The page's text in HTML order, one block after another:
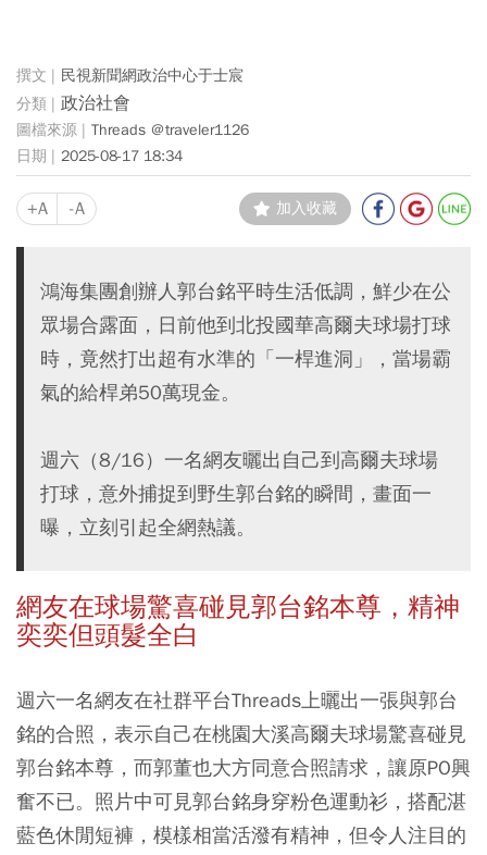
民視新聞網政治中心于士宸
政治社會
Threads ＠traveler1126
2025-08-17 18:34
+A -A 加入收藏
鴻海集團創辦人郭台銘平時生活低調，鮮少在公
眾場合露面，日前他到北投國華高爾夫球場打球
時，竟然打出超有水準的「一桿進洞」，當場霸
氣的給桿弟50萬現金。
週六（8/16）一名網友曬出自己到高爾夫球場
打球，意外捕捉到野生郭台銘的瞬間，畫面一
曝，立刻引起全網熱議。
網友在球場驚喜碰見郭台銘本尊，精神
奕奕但頭髮全白
週六一名網友在社群平台Threads上曬出一張與郭台
銘的合照，表示自己在桃園大溪高爾夫球場驚喜碰見
郭台銘本尊，而郭董也大方同意合照請求，讓原PO興
奮不已。照片中可見郭台銘身穿粉色運動衫，搭配湛
藍色休閒短褲，模樣相當活潑有精神，但令人注目的